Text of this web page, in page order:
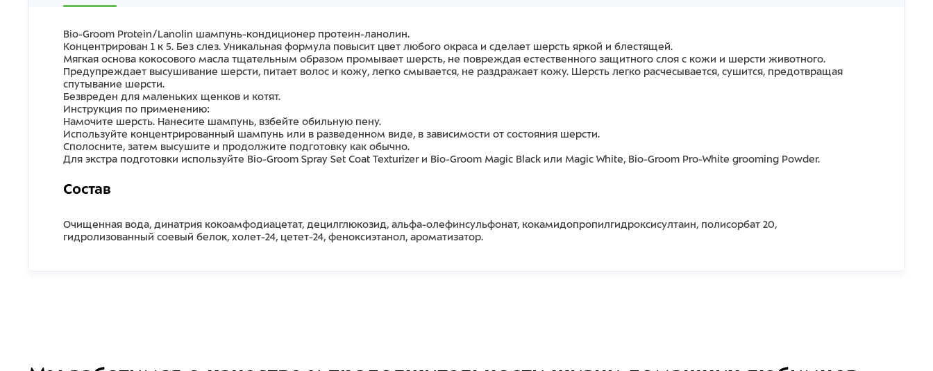
Bio-Groom Protein/Lanolin шампунь-кондиционер протеин-ланолин.
Концентрирован 1 к 5. Без слез. Уникальная формула повысит цвет любого окраса и сделает шерсть яркой и блестящей.
Мягкая основа кокосового масла тщательным образом промывает шерсть, не повреждая естественного защитного слоя с кожи и шерсти животного.
Предупреждает высушивание шерсти, питает волос и кожу, легко смывается, не раздражает кожу. Шерсть легко расчесывается, сушится, предотвращая
спутывание шерсти.
Безвреден для маленьких щенков и котят.
Инструкция по применению:
Намочите шерсть. Нанесите шампунь, взбейте обильную пену.
Используйте концентрированный шампунь или в разведенном виде, в зависимости от состояния шерсти.
Сполосните, затем высушите и продолжите подготовку как обычно.
Для экстра подготовки используйте Bio-Groom Spray Set Coat Texturizer и Bio-Groom Magic Black или Magic White, Bio-Groom Pro-White grooming Powder.
Состав
Очищенная вода, динатрия кокоамфодиацетат, децилглюкозид, альфа-олефинсульфонат, кокамидопропилгидроксисултаин, полисорбат 20,
гидролизованный соевый белок, холет-24, цетет-24, феноксиэтанол, ароматизатор.